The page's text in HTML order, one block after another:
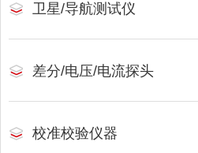
卫星/导航测试仪
差分/电压/电流探头
校准校验仪器